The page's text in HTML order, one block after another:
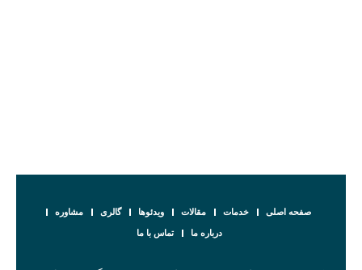
صفحه اصلی خدمات مقالات ویدئوها گالری مشاوره
درباره ما تماس با ما